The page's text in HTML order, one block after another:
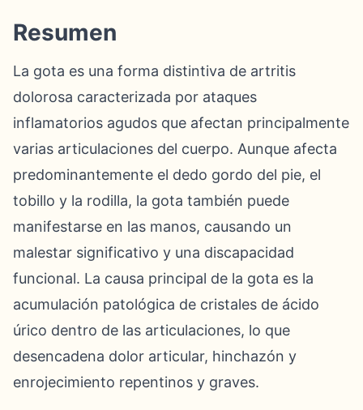
Resumen
La gota es una forma distintiva de artritis
dolorosa caracterizada por ataques
inflamatorios agudos que afectan principalmente
varias articulaciones del cuerpo. Aunque afecta
predominantemente el dedo gordo del pie, el
tobillo y la rodilla, la gota también puede
manifestarse en las manos, causando un
malestar significativo y una discapacidad
funcional. La causa principal de la gota es la
acumulación patológica de cristales de ácido
úrico dentro de las articulaciones, lo que
desencadena dolor articular, hinchazón y
enrojecimiento repentinos y graves.